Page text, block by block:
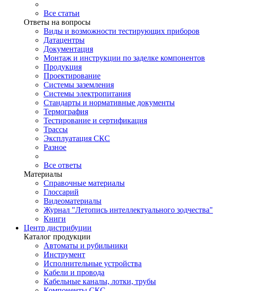
Все статьи
Ответы на вопросы
Виды и возможности тестирующих приборов
Датацентры
Документация
Монтаж и инструкции по заделке компонентов
Продукция
Проектирование
Системы заземления
Системы электропитания
Стандарты и нормативные документы
Термография
Тестирование и сертификация
Трассы
Эксплуатация СКС
Разное
Все ответы
Материалы
Справочные материалы
Глоссарий
Видеоматериалы
Журнал "Летопись интеллектуального зодчества"
Книги
Центр дистрибуции
Каталог продукции
Автоматы и рубильники
Инструмент
Исполнительные устройства
Кабели и провода
Кабельные каналы, лотки, трубы